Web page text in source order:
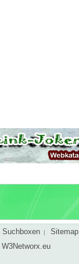
Suchboxen | Sitemap
W3Networx.eu